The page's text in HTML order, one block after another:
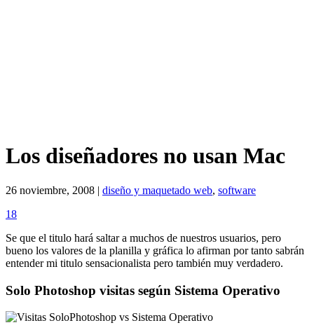
Los diseñadores no usan Mac
26 noviembre, 2008 | diseño y maquetado web, software
18
Se que el titulo hará saltar a muchos de nuestros usuarios, pero
bueno los valores de la planilla y gráfica lo afirman por tanto sabrán
entender mi titulo sensacionalista pero también muy verdadero.
Solo Photoshop visitas según Sistema Operativo